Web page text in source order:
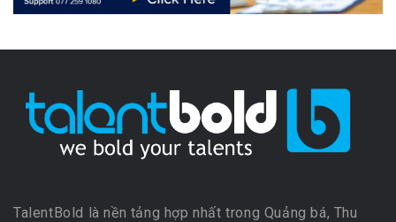
TalentBold là nền tảng hợp nhất trong Quảng bá, Thu